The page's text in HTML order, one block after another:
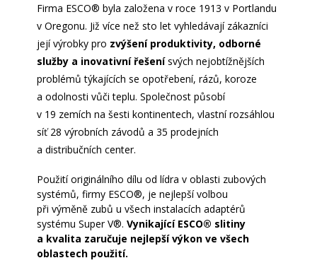
Firma ESCO® byla založena v roce 1913 v Portlandu
v Oregonu. Již více než sto let vyhledávají zákazníci
její výrobky pro zvýšení produktivity, odborné
služby a inovativní řešenísvých nejobtížnějších
problémů týkajících se opotřebení, rázů, koroze
a odolnosti vůči teplu. Společnost působí
v 19 zemích na šesti kontinentech, vlastní rozsáhlou
síť 28 výrobních závodů a 35 prodejních
a distribučních center.
Použití originálního dílu od lídra v oblasti zubových
systémů, firmy ESCO®, je nejlepší volbou
při výměně zubů u všech instalacích adaptérů
systému Super V®.Vynikající ESCO® slitiny
a kvalita zaručuje nejlepší výkon ve všech
oblastech použití.